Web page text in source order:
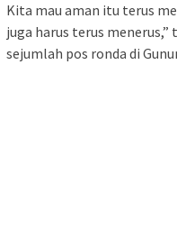
Kita mau aman itu terus
juga harus terus
sejumlah pos ronda di